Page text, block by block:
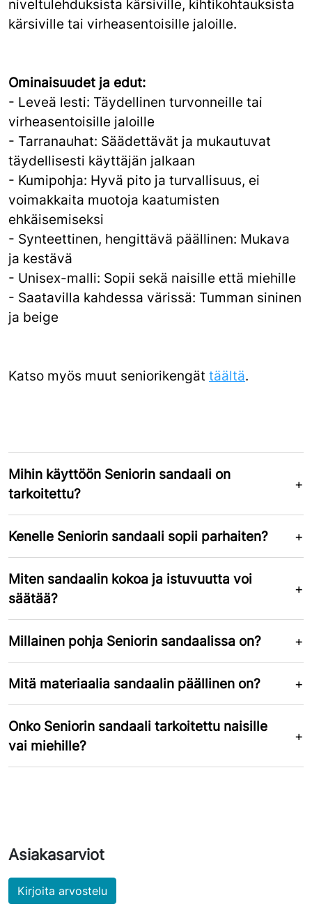
niveltulehduksista kärsiville, kihtikohtauksista
kärsiville tai virheasentoisille jaloille.
Ominaisuudet ja edut:
- Leveä lesti: Täydellinen turvonneille tai
virheasentoisille jaloille
- Tarranauhat: Säädettävät ja mukautuvat
täydellisesti käyttäjän jalkaan
- Kumipohja: Hyvä pito ja turvallisuus, ei
voimakkaita muotoja kaatumisten
ehkäisemiseksi
- Synteettinen, hengittävä päällinen: Mukava
ja kestävä
- Unisex-malli: Sopii sekä naisille että miehille
- Saatavilla kahdessa värissä: Tumman sininen
ja beige
Katso myös muut seniorikengät täältä.
Mihin käyttöön Seniorin sandaali on
tarkoitettu?
Kenelle Seniorin sandaali sopii parhaiten?
Miten sandaalin kokoa ja istuvuutta voi
säätää?
Millainen pohja Seniorin sandaalissa on?
Mitä materiaalia sandaalin päällinen on?
Onko Seniorin sandaali tarkoitettu naisille
vai miehille?
Asiakasarviot
Kirjoita arvostelu